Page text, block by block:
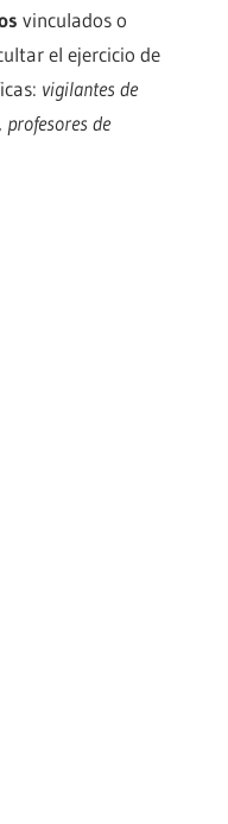
vinculados o
el ejercicio de
vigilantes de
de